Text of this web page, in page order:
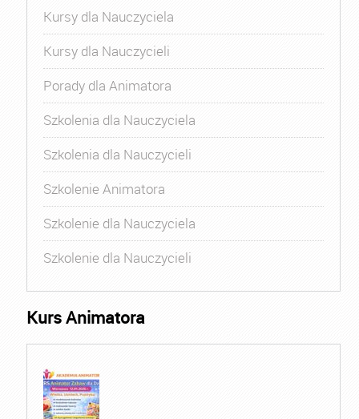
Kursy dla Nauczyciela
Kursy dla Nauczycieli
Porady dla Animatora
Szkolenia dla Nauczyciela
Szkolenia dla Nauczycieli
Szkolenie Animatora
Szkolenie dla Nauczyciela
Szkolenie dla Nauczycieli
Kurs Animatora